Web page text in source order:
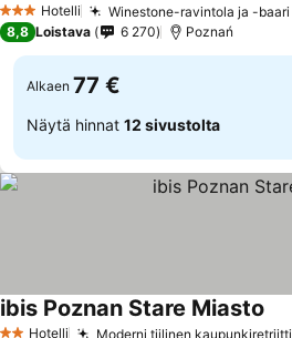
3 Tähtiluokitus
Hotelli Winestone-ravintola ja -baari
8,8 Loistava 6 270 Poznań
Alkaen 77 €
Näytä hinnat 12 sivustolta
Hotelli Moderni tiilinen kaupunkiretriitti
ibis Poznan Stare Miasto